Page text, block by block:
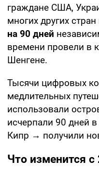
граждане США,
многих других стран
на 90 дней
времени провели в
Шенгене.
Тысячи цифровых
медлительных
использовали
исчерпали 90 дней
Кипр → получили
Что изменится с